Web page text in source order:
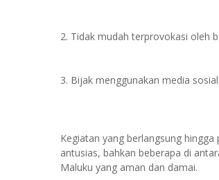
2. Tidak mudah terprovokasi oleh
3. Bijak menggunakan media
Kegiatan yang berlangsung
antusias, bahkan beberapa di
Maluku yang aman dan damai.